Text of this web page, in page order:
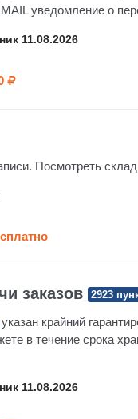
уведомление о
11.08.2026
Посмотреть склад
заказов 2923
указан крайний
в течение срока
11.08.2026